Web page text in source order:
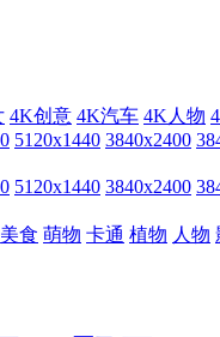
4K创意 4K汽车 4K人物
5120x1440 3840x2400
5120x1440 3840x2400
美食 萌物 卡通 植物 人物